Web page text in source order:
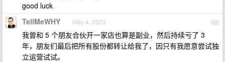
good luck
67
TellMeWHY May 4, 2023
我曾和 5 个朋友合伙开一家店也算是副业，然后持续亏了 3
年，朋友们最后把所有股份都转让给我了，因只有我愿意尝试独
立运营试试。